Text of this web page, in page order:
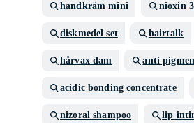
handkräm mini nioxin 3
diskmedel set hairtalk
hårvax dam anti
acidic bonding concentrate
nizoral shampoo lip